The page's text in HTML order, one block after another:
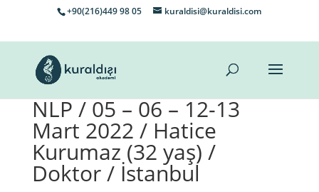
+90(216)449 98 05 kuraldisi@kuraldisi.com
NLP / 05 – 06 – 12-13
Mart 2022 / Hatice
Kurumaz (32 yaş) /
Doktor / İstanbul